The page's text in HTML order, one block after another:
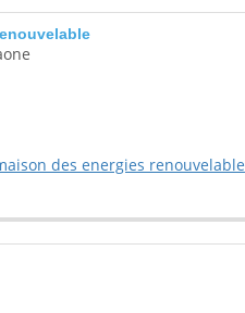
des energies renouvelable